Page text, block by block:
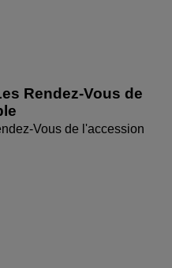
Rendez-Vous de
Vous de l'accession